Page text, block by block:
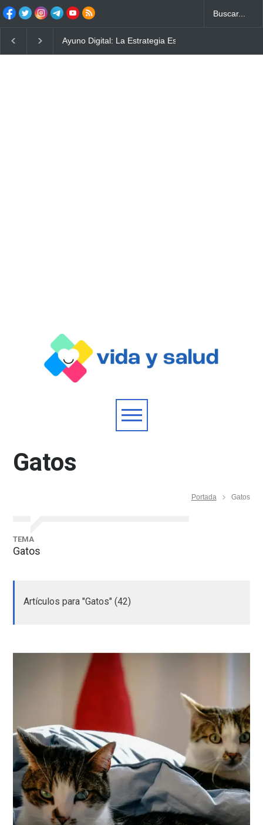
La conexión vital entre la exposición solar y la salud
Gatos
Portada Gatos
TEMA
Gatos
Artículos para "Gatos" (42)